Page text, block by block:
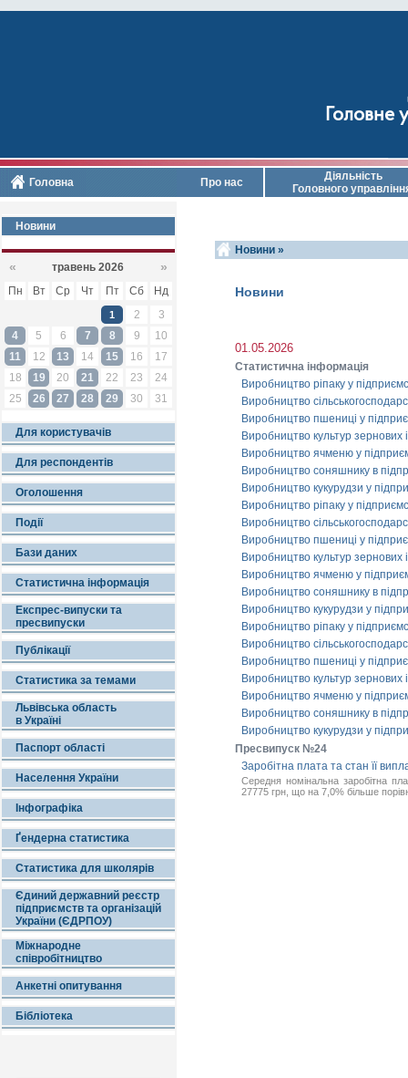
Головне
Головна Про нас
Діяльність
Головного
Новини
« травень 2026 »
Пн Вт Ср Чт Пт Сб Нд
1 2
3
4
5 6 7 8 9
10
11
12 13 14 15 16
17
18
19 20 21 22 23
24
25
26 27 28 29 30 31
Для користувачів
Для респондентів
Оголошення
Події
Бази даних
Статистична інформація
Експрес-випуски та
пресвипуски
Публікації
Статистика за темами
Львівська область
в Україні
Паспорт області
Населення України
Інфографіка
Ґендерна статистика
Статистика для школярів
Єдиний державний реєстр
підприємств та організацій
України (ЄДРПОУ)
Міжнародне
співробітництво
Анкетні опитування
Бібліотека
Новини »
Новини
01.05.2026
Статистична інформація
Виробництво ріпаку у
Виробництво
Виробництво пшениці у
Виробництво культур зернових
Виробництво ячменю у
Виробництво соняшнику в
Виробництво кукурудзи у
Виробництво ріпаку у
Виробництво
Виробництво пшениці у
Виробництво культур зернових
Виробництво ячменю у
Виробництво соняшнику в
Виробництво кукурудзи у
Виробництво ріпаку у
Виробництво
Виробництво пшениці у
Виробництво культур зернових
Виробництво ячменю у
Виробництво соняшнику в
Виробництво кукурудзи у
Пресвипуск №24
Заробітна плата та стан її
Середня номінальна заробітна
27775 грн, що на 7,0% більше